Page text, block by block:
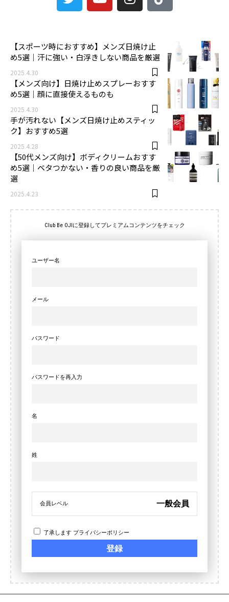
【スポーツ時におすすめ】メンズ日焼け止
め5選｜汗に強い・白浮きしない商品を厳選
2025.4.30
【メンズ向け】日焼け止めスプレーおすす
め5選｜顔に直接使えるものも
2025.4.30
手が汚れない【メンズ日焼け止めスティッ
ク】おすすめ5選
2025.4.28
【50代メンズ向け】ボディクリームおすす
め5選｜ベタつかない・香りの良い商品を厳
選
2025.4.23
Club Be OJIに登録してプレミアムコンテンツをチェック
ユーザー名
メール
パスワード
パスワードを再入力
名
姓
会員レベル 一般会員
了承します プライバシーポリシー